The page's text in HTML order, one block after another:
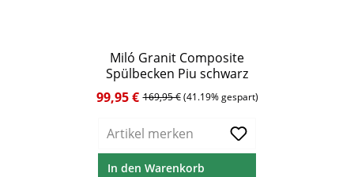
Miló Granit Composite
Spülbecken Piu schwarz
Verkaufspreis:
99,95 € Regulärer Preis:
169,95 € (41.19% gespart)
Artikel merken
In den Warenkorb